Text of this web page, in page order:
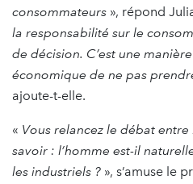
consommateurs », répond
la responsabilité sur le
de décision. C’est une
économique de ne pas
ajoute-t-elle.
« Vous relancez le débat
savoir : l’homme est-il
les industriels ? », s’amuse le